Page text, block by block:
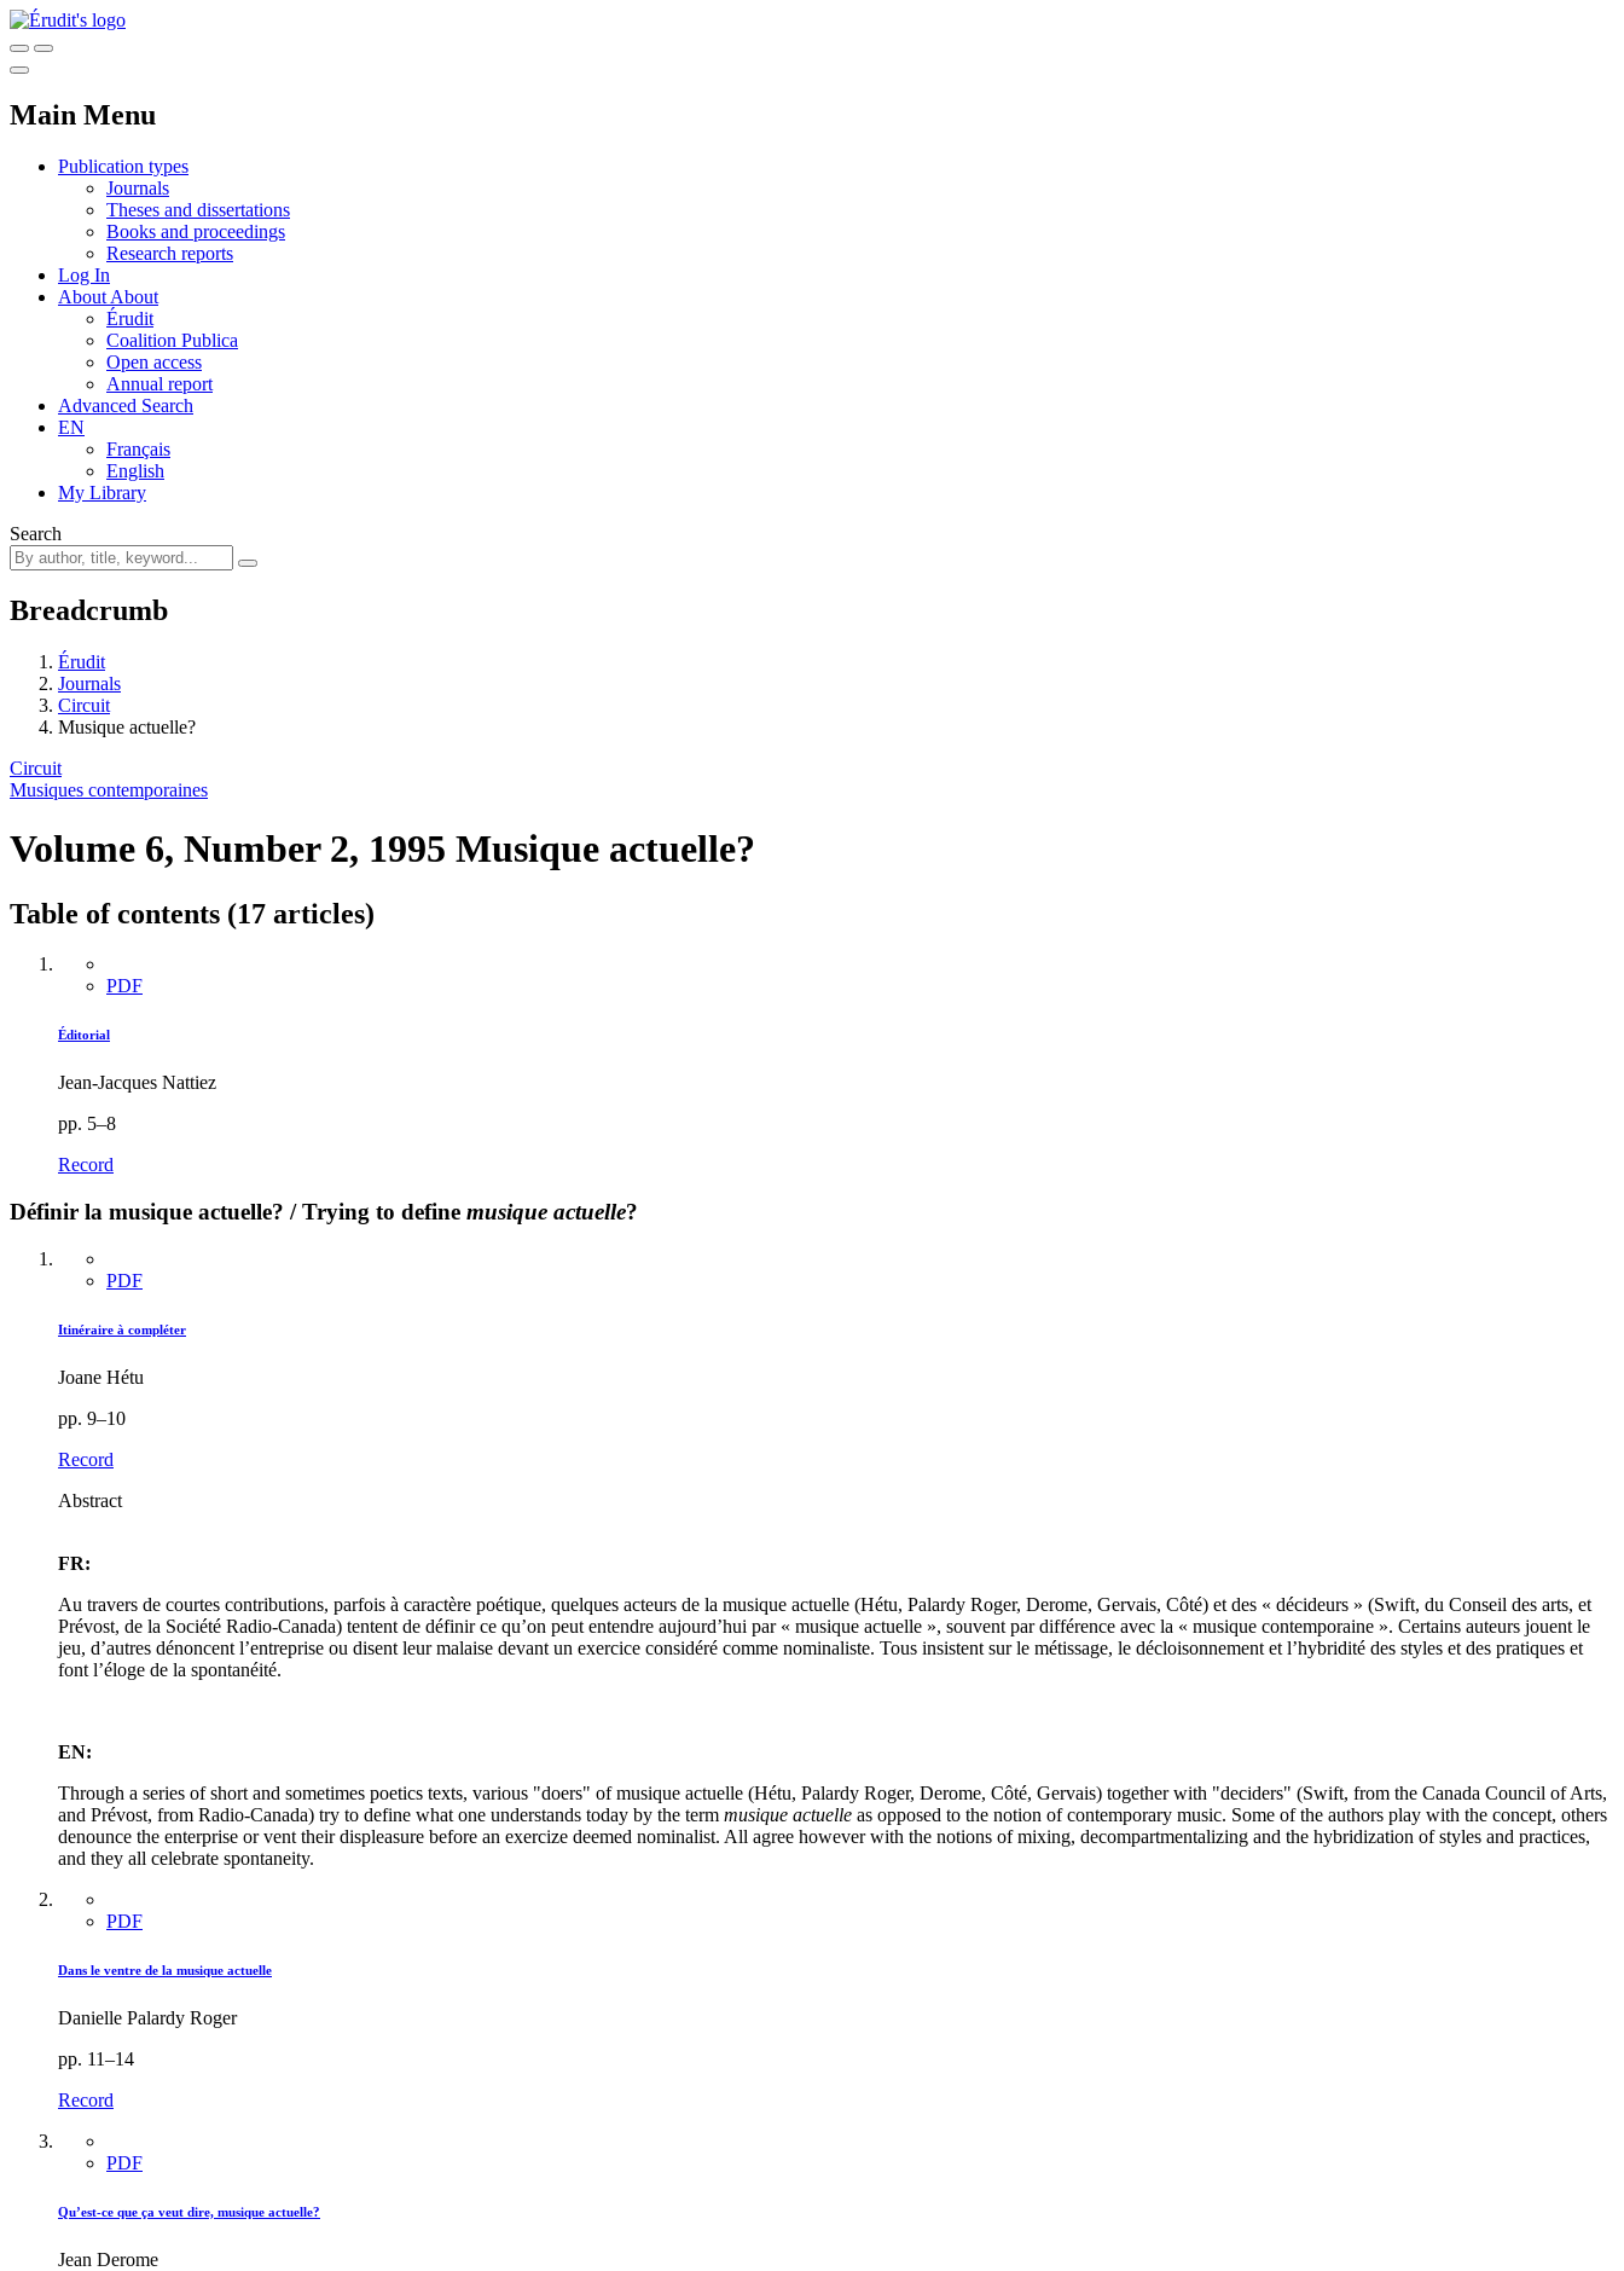
Main Menu
Publication types
Journals
Theses and dissertations
Books and proceedings
Research reports
Log In
About About
Érudit
Coalition Publica
Open access
Annual report
Advanced Search
EN
Français
English
My Library
Search
Breadcrumb
Érudit
Journals
Circuit
Musique actuelle?
Circuit
Musiques contemporaines
Volume 6, Number 2, 1995 Musique actuelle?
Table of contents (17 articles)
PDF
Éditorial
Jean-Jacques Nattiez
pp. 5–8
Record
Définir la musique actuelle? / Trying to define musique actuelle?
PDF
Itinéraire à compléter
Joane Hétu
pp. 9–10
Record
Abstract
FR:
Au travers de courtes contributions, parfois à caractère poétique, quelques acteurs de la musique actuelle (Hétu, Palardy Roger, Derome, Gervais, Côté) et des « décideurs » (Swift, du Conseil des arts, et
Prévost, de la Société Radio-Canada) tentent de définir ce qu’on peut entendre aujourd’hui par « musique actuelle », souvent par différence avec la « musique contemporaine ». Certains auteurs jouent le
jeu, d’autres dénoncent l’entreprise ou disent leur malaise devant un exercice considéré comme nominaliste. Tous insistent sur le métissage, le décloisonnement et l’hybridité des styles et des pratiques et
font l’éloge de la spontanéité.
EN:
Through a series of short and sometimes poetics texts, various "doers" of musique actuelle (Hétu, Palardy Roger, Derome, Côté, Gervais) together with "deciders" (Swift, from the Canada Council of Arts,
and Prévost, from Radio-Canada) try to define what one understands today by the term musique actuelle as opposed to the notion of contemporary music. Some of the authors play with the concept, others
denounce the enterprise or vent their displeasure before an exercize deemed nominalist. All agree however with the notions of mixing, decompartmentalizing and the hybridization of styles and practices,
and they all celebrate spontaneity.
PDF
Dans le ventre de la musique actuelle
Danielle Palardy Roger
pp. 11–14
Record
PDF
Qu’est-ce que ça veut dire, musique actuelle?
Jean Derome